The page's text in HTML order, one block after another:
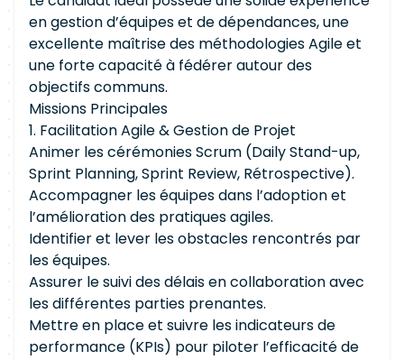
en gestion d’équipes et de dépendances, une
excellente maîtrise des méthodologies Agile et
une forte capacité à fédérer autour des
objectifs communs.
Missions Principales
1. Facilitation Agile & Gestion de Projet
Animer les cérémonies Scrum (Daily Stand-up,
Sprint Planning, Sprint Review, Rétrospective).
Accompagner les équipes dans l’adoption et
l’amélioration des pratiques agiles.
Identifier et lever les obstacles rencontrés par
les équipes.
Assurer le suivi des délais en collaboration avec
les différentes parties prenantes.
Mettre en place et suivre les indicateurs de
performance (KPIs) pour piloter l’efficacité de